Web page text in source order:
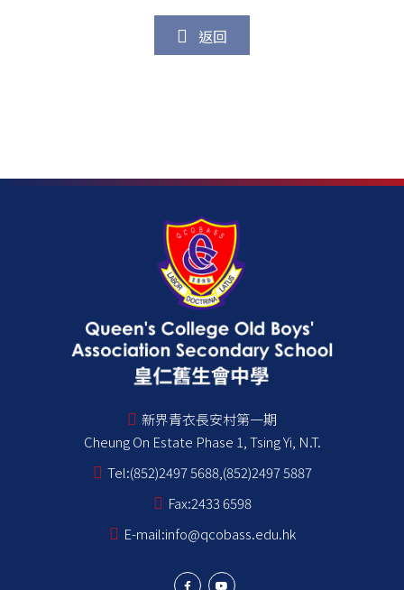
返回
新界青衣長安村第一期
Cheung On Estate Phase 1, Tsing Yi, N.T.
Tel:(852)2497 5688,(852)2497 5887
Fax:2433 6598
E-mail:info@qcobass.edu.hk